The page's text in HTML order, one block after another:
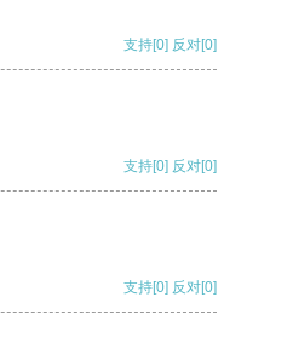
支持[0] 反对[0]
支持[0] 反对[0]
支持[0] 反对[0]